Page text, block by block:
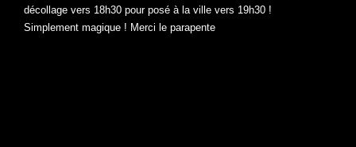
décollage vers 18h30 pour posé à la ville vers 19h30 !
Simplement magique ! Merci le parapente